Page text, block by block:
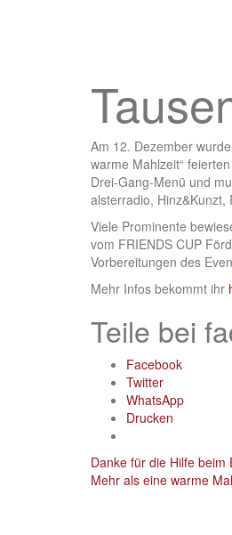
Am 12. Dezember
warme Mahlzeit“
Drei-Gang-Menü und
alsterradio,
Viele Prominente
vom FRIENDS CUP
Vorbereitungen des
Mehr Infos bekommt ihr
Teile bei
Facebook
Twitter
WhatsApp
Drucken
Post
Danke für die Hilfe beim
Mehr als eine warme